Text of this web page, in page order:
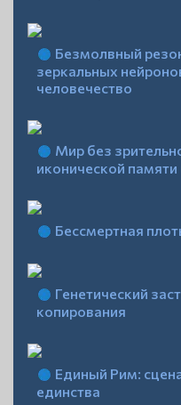
Безмолвный
зеркальных
человечество
Мир без
иконической
Бессмертная
Генетический
копирования
Единый Рим:
единства